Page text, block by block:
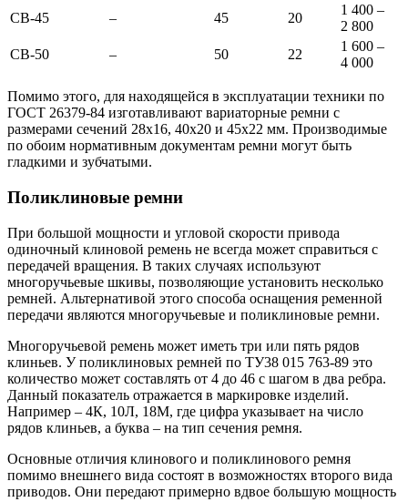
СВ-45
– 45 20
1 400 –
2 800
СВ-50
– 50 22
1 600 –
4 000
Помимо этого, для находящейся в эксплуатации техники по
ГОСТ 26379-84 изготавливают вариаторные ремни с
размерами сечений 28х16, 40х20 и 45х22 мм. Производимые
по обоим нормативным документам ремни могут быть
гладкими и зубчатыми.
Поликлиновые ремни
При большой мощности и угловой скорости привода
одиночный клиновой ремень не всегда может справиться с
передачей вращения. В таких случаях используют
многоручьевые шкивы, позволяющие установить несколько
ремней. Альтернативой этого способа оснащения ременной
передачи являются многоручьевые и поликлиновые ремни.
Многоручьевой ремень может иметь три или пять рядов
клиньев. У поликлиновых ремней по ТУ38 015 763-89 это
количество может составлять от 4 до 46 с шагом в два ребра.
Данный показатель отражается в маркировке изделий.
Например – 4К, 10Л, 18М, где цифра указывает на число
рядов клиньев, а буква – на тип сечения ремня.
Основные отличия клинового и поликлинового ремня
помимо внешнего вида состоят в возможностях второго вида
приводов. Они передают примерно вдвое большую мощность